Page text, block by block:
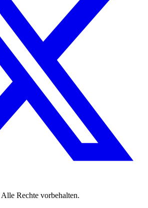
Alle Rechte vorbehalten.